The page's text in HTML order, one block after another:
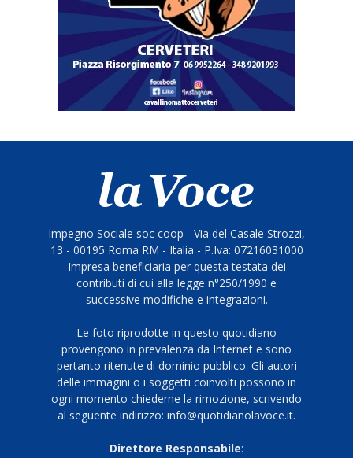
Impegno Sociale soc coop - Via del Casale Strozzi,
13 - 00195 Roma RM - Italia - P.Iva: 07216031000
Impresa beneficiaria per questa testata dei
contributi di cui alla legge n°250/1990 e
successive modifiche e integrazioni.
Le foto riprodotte in questo quotidiano
provengono in prevalenza da Internet e sono
pertanto ritenute di dominio pubblico. Gli autori
delle immagini o i soggetti coinvolti possono in
ogni momento chiederne la rimozione, scrivendo
al seguente indirizzo: info@quotidianolavoce.it.
Direttore Responsabile: